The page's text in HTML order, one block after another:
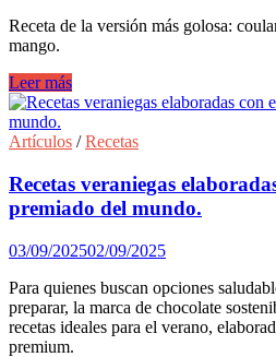
Receta de la versión más golosa:
mango.
CHOCOLATE:
historia,
beneficios
y
de
Coulant
Leer más
Artículos /Recetas
Recetas veraniegas
premiado del mundo.
03/09/202502/09/2025
Para quienes buscan opciones
preparar, la marca de chocolate
recetas ideales para el verano,
premium.